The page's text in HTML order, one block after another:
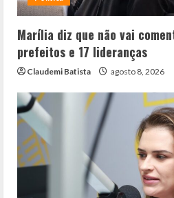
Marília diz que não vai
prefeitos e 17 lideranças
Claudemi Batista agosto 8, 2026